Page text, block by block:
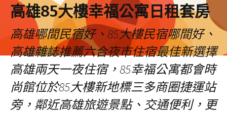
高雄85大樓幸福公寓日租套房
高雄哪間民宿好、85大樓民宿哪間好、
高雄雜誌推薦六合夜市住宿最佳新選擇
高雄兩天一夜住宿，85幸福公寓都會時
尚館位於85大樓新地標三多商圈捷運站
旁，鄰近高雄旅遊景點、交通便利，更